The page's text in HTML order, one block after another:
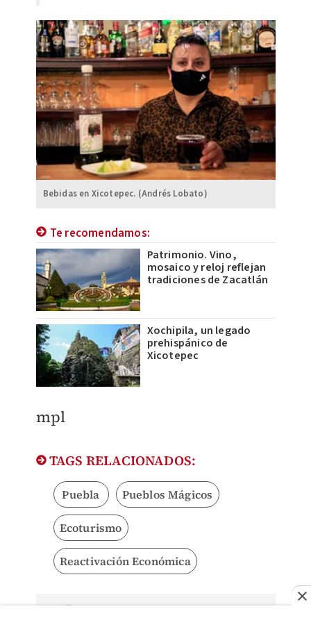
Bebidas en Xicotepec. (Andrés Lobato)
Te recomendamos:
Patrimonio. Vino,
mosaico y reloj reflejan
tradiciones de Zacatlán
Xochipila, un legado
prehispánico de
Xicotepec
mpl
TAGS RELACIONADOS:
Puebla Pueblos Mágicos
Ecoturismo
Reactivación Económica
Carlos Morales